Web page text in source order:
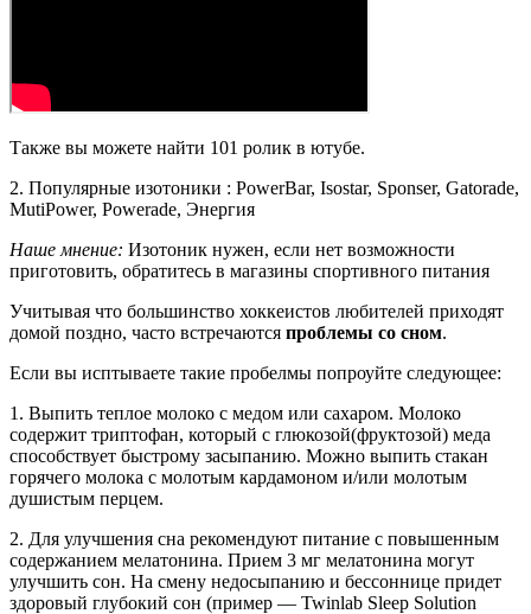
Также вы можете найти 101 ролик в ютубе.
2. Популярные изотоники : PowerBar, Isostar, Sponser, Gatorade,
MutiPower, Powerade, Энергия
Наше мнение: Изотоник нужен, если нет возможности
приготовить, обратитесь в магазины спортивного питания
Учитывая что большинство хоккеистов любителей приходят
домой поздно, часто встречаются проблемы со сном.
Если вы исптываете такие пробелмы попроуйте следующее:
1. Выпить теплое молоко с медом или сахаром. Молоко
содержит триптофан, который с глюкозой(фруктозой) меда
способствует быстрому засыпанию. Можно выпить стакан
горячего молока с молотым кардамоном и/или молотым
душистым перцем.
2. Для улучшения сна рекомендуют питание с повышенным
содержанием мелатонина. Прием 3 мг мелатонина могут
улучшить сон. На смену недосыпанию и бессоннице придет
здоровый глубокий сон (пример — Twinlab Sleep Solution